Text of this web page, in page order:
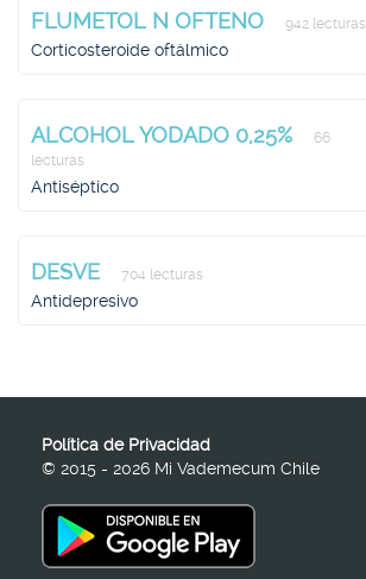
FLUMETOL N OFTENO 942 lecturas
Corticosteroide oftálmico
ALCOHOL YODADO 0,25%
66
lecturas
Antiséptico
DESVE 704 lecturas
Antidepresivo
Política de Privacidad
© 2015 - 2026 Mi Vademecum Chile